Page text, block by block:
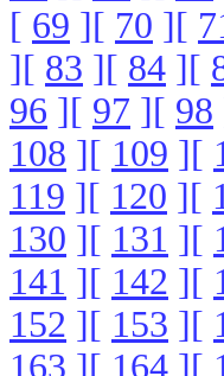
[ 69 ][ 70 ][
][ 83 ][ 84 ][
96 ][ 97 ][ 98
108 ][ 109 ][
119 ][ 120 ][
130 ][ 131 ][
141 ][ 142 ][
152 ][ 153 ][
163 ][ 164 ][